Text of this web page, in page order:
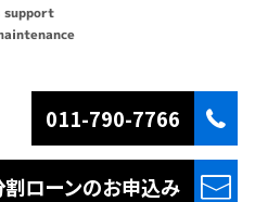
support
011-790-7766
ローンのお申込み